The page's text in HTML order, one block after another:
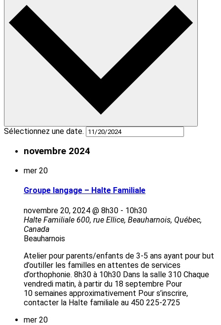
Sélectionnez une date.
novembre 2024
mer 20
Groupe langage – Halte Familiale
novembre 20, 2024 @ 8h30 - 10h30
Halte Familiale 600, rue Ellice, Beauharnois, Québec,
Canada
Beauharnois
Atelier pour parents/enfants de 3-5 ans ayant pour but
d’outiller les familles en attentes de services
d’orthophonie. 8h30 à 10h30 Dans la salle 310 Chaque
vendredi matin, à partir du 18 septembre Pour
10 semaines approximativement Pour s’inscrire,
contacter la Halte familiale au 450 225-2725
mer 20